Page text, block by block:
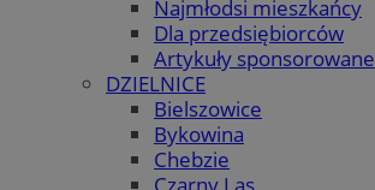
Najmłodsi mieszkańcy
Dla przedsiębiorców
Artykuły sponsorowane
DZIELNICE
Bielszowice
Bykowina
Chebzie